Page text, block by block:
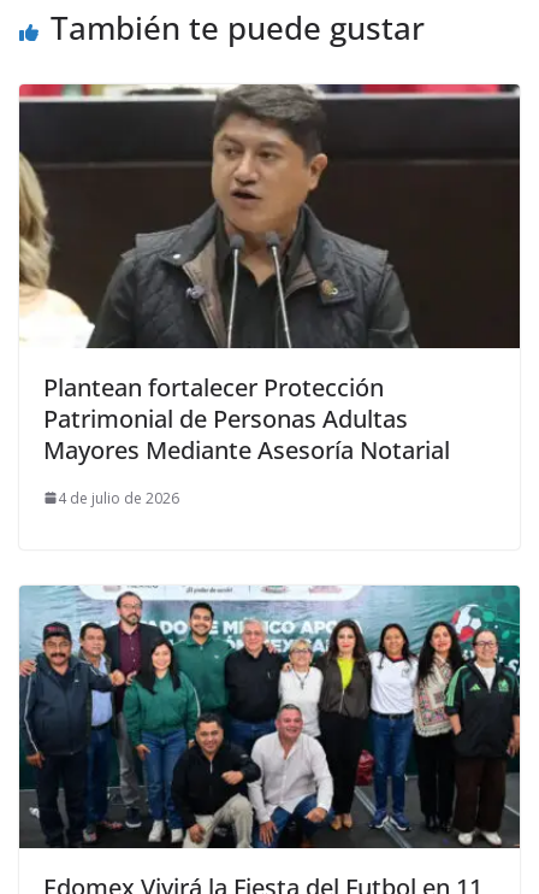
También te puede gustar
Plantean fortalecer Protección
Patrimonial de Personas Adultas
Mayores Mediante Asesoría Notarial
4 de julio de 2026